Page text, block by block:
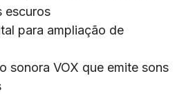
escuros
para ampliação de
sonora VOX que emite sons